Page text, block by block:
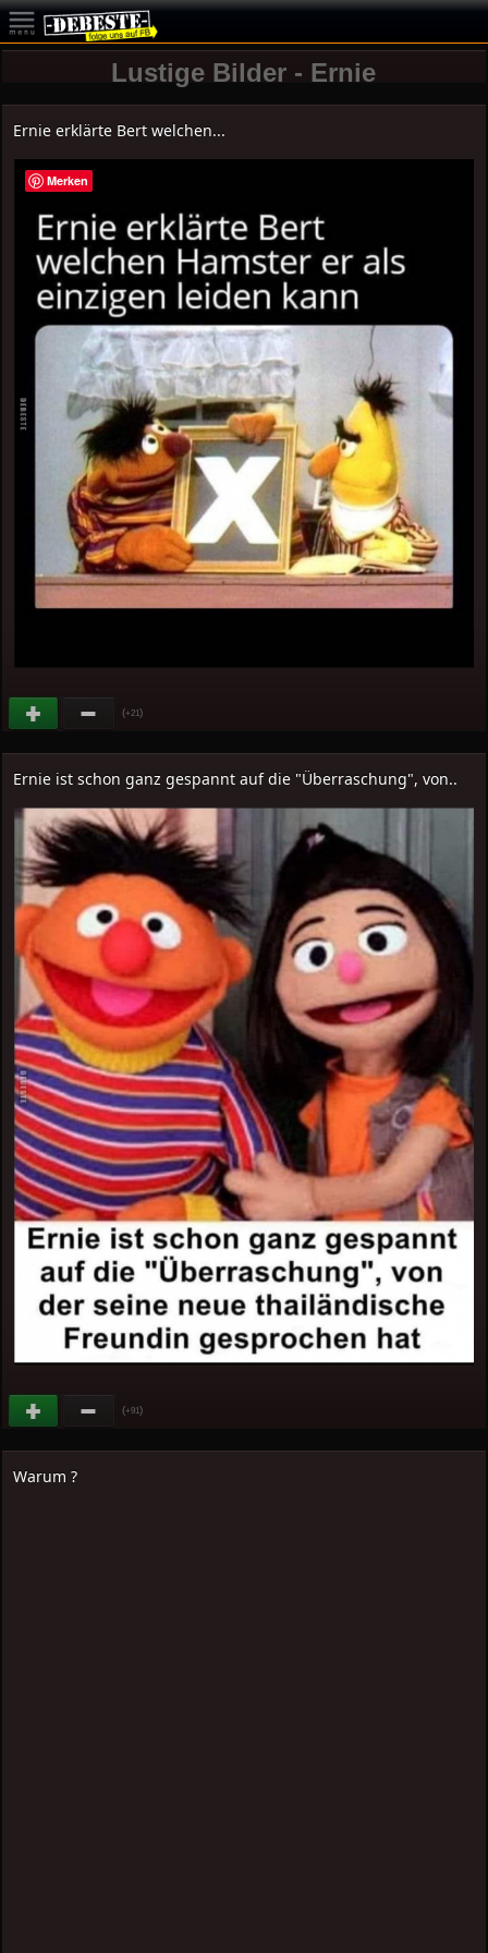
Lustige Bilder - Ernie
Ernie erklärte Bert welchen...
(+21)
Ernie ist schon ganz gespannt auf die "Überraschung", von..
(+91)
Warum ?
Merken